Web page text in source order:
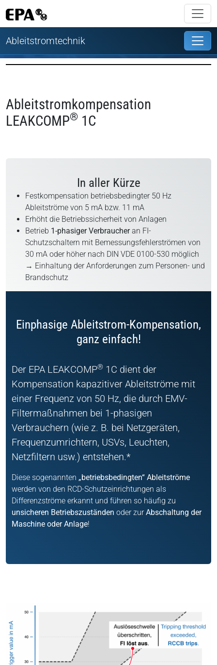
Ableitstromtechnik
Ableitstromkompensation
LEAKCOMP® 1C
In aller Kürze
Festkompensation betriebsbedingter 50 Hz
Ableitströme von 5 mA bzw. 11 mA
Erhöht die Betriebssicherheit von Anlagen
Betrieb 1-phasiger Verbraucheran FI-
Schutzschaltern mit Bemessungsfehlerströmen von
30 mA oder höher nach DIN VDE 0100-530 möglich
→ Einhaltung der Anforderungen zum Personen- und
Brandschutz
Einphasige Ableitstrom-Kompensation,
ganz einfach!
Der EPA LEAKCOMP® 1C dient der
Kompensation kapazitiver Ableitströme mit
einer Frequenz von 50 Hz, die durch EMV-
Filtermaßnahmen bei 1-phasigen
Verbrauchern (wie z. B. bei Netzgeräten,
Frequenzumrichtern, USVs, Leuchten,
Netzfiltern usw.) entstehen.*
Diese sogenannten „betriebsbedingten“ Ableitströme
werden von den RCD-Schutzeinrichtungen als
Differenzströme erkannt und führen so häufig zu
unsicheren Betriebszuständen oder zurAbschaltung der
Maschine oder Anlage!